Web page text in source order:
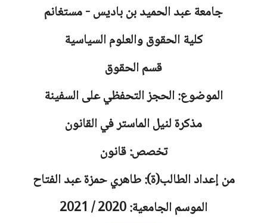
جامعةعبد الحميد بن باديس - مستغانم
كلية الحقوق والعلوم السياسية
قسم الحقوق
الموضوع: الحجز التحفظي على السفينة
مذكرة لنيل الماستر في القانون
تخصص: قانون
من إعداد الطالب(ة): طاهري حمزة عبد الفتاح
الموسم الجامعية: 2020 / 2021